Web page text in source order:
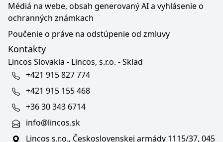
Médiá na webe, obsah generovaný AI a vyhlásenie o
ochranných známkach
Poučenie o práve na odstúpenie od zmluvy
Kontakty
Lincos Slovakia - Lincos, s.r.o. - Sklad
+421 915 827 774
+421 915 155 468
+36 30 343 6714
info@lincos.sk
Lincos s.r.o., Československej armády 1115/37, 045